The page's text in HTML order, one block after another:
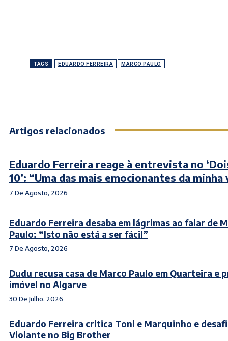
TAGS EDUARDO FERREIRA MARCO PAULO
Artigos relacionados
Eduardo Ferreira reage à entrevista no
10’: “Uma das mais emocionantes da minha
7 De Agosto, 2026
Eduardo Ferreira desaba em lágrimas ao falar de
Paulo: “Isto não está a ser fácil”
7 De Agosto, 2026
Dudu recusa casa de Marco Paulo em Quarteira e
imóvel no Algarve
30 De Julho, 2026
Eduardo Ferreira critica Toni e Marquinho e
Violante no Big Brother